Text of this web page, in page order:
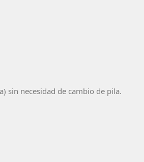
sin necesidad de cambio de pila.